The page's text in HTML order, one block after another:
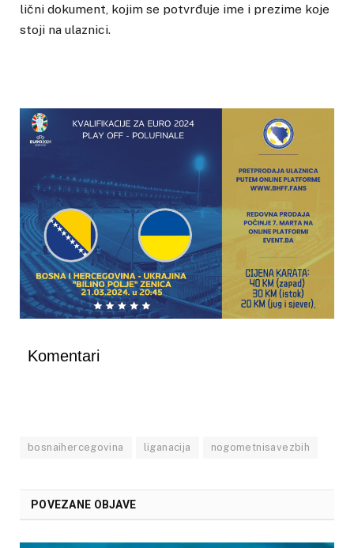
lični dokument, kojim se potvrđuje ime i prezime koje
stoji na ulaznici.
Komentari
bosnaihercegovina liganacija nogometnisavezbih
POVEZANE OBJAVE